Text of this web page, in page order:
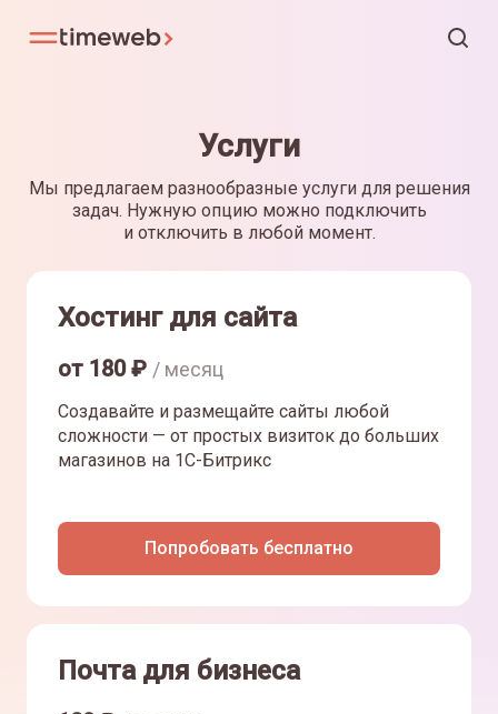
Услуги
Мы предлагаем разнообразные услуги для решения
задач. Нужную опцию можно подключить
и отключить в любой момент.
Хостинг для сайта
от 180₽ / месяц
Создавайте и размещайте сайты любой
сложности — от простых визиток до больших
магазинов на 1С-Битрикс
Попробовать бесплатно
Почта для бизнеса